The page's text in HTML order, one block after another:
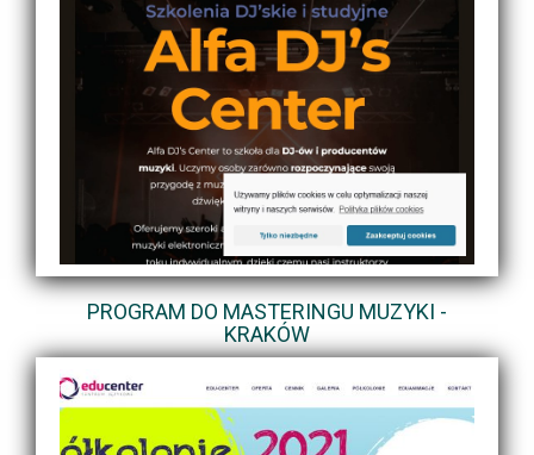
PROGRAM DO MASTERINGU MUZYKI -
KRAKÓW